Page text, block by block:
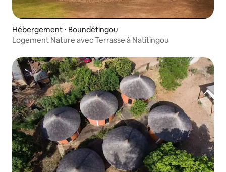
Hébergement ⋅ Boundétingou
Logement Nature avec Terrasse à Natitingou